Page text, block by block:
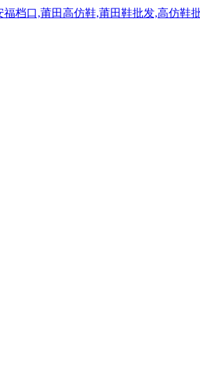
档口,莆田高仿鞋,莆田鞋批发,高仿鞋